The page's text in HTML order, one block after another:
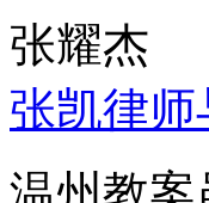
张耀杰
张凯律
温州教